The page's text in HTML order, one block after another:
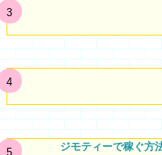
ジモティーで稼ぐ方